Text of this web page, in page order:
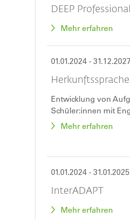
DEEP
Mehr erfahren
01.01.2024 - 31.12.2027
Entwicklung von
Schüler:innen mit
I.
Mehr erfahren
01.01.2024 - 31.01.2025
InterADAPT
Mehr erfahren